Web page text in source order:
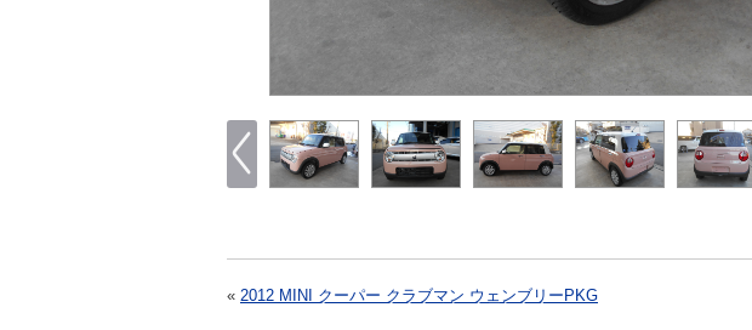
« 2012 MINI クーパー クラブマン ウェンブリーPKG